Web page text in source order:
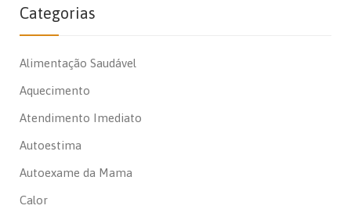
Categorias
Alimentação Saudável
Aquecimento
Atendimento Imediato
Autoestima
Autoexame da Mama
Calor